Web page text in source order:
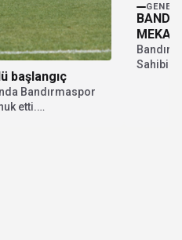
başlangıç
Bandırmaspor
etti.
GENEL
MEKAN
Sahibi